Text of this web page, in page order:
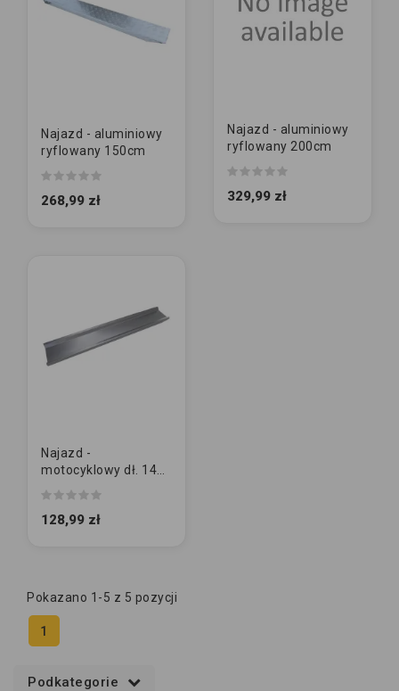
Najazd - aluminiowy
ryflowany 150cm
268,99 zł
Najazd - aluminiowy
ryflowany 200cm
329,99 zł
Najazd -
motocyklowy dł. 145
128,99 zł
Pokazano 1-5 z 5 pozycji
1
Podkategorie